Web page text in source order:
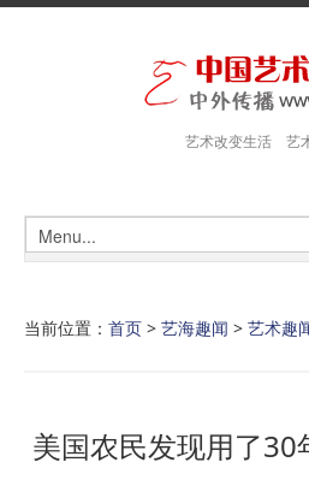
艺术改变生活 艺
当前位置： 首页 > 艺海趣闻 > 艺术趣
美国农民发现用了30